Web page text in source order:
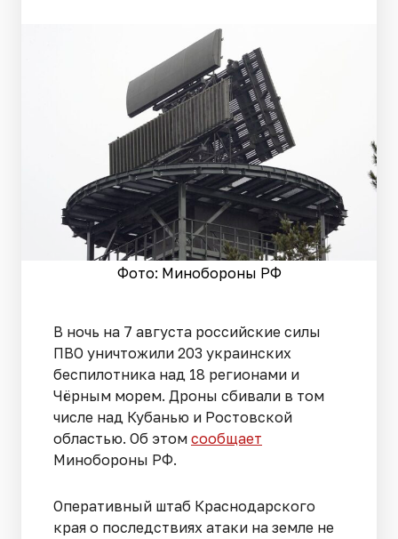
Фото: Минобороны РФ
В ночь на 7 августа российские силы
ПВО уничтожили 203 украинских
беспилотника над 18 регионами и
Чёрным морем. Дроны сбивали в том
числе над Кубанью и Ростовской
областью. Об этом сообщает
Минобороны РФ.
Оперативный штаб Краснодарского
края о последствиях атаки на земле не